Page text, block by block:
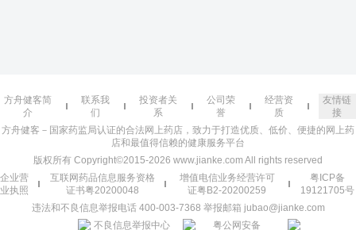
方舟健客简
介
联系我
们
投资者关
系
公司荣
誉
经营资
质
友情链
接
方舟健客－国家药监局认证的合法网上药店，致力于打造优质、低价、便捷的网上药
店和最值得信赖的健康服务平台
版权所有 Copyright©2015-2026 www.jianke.com All rights reserved
企业营
业执照
互联网药品信息服务资格
证书粤20200048
增值电信业务经营许可
证粤B2-20200259
粤ICP备
19121705号
违法和不良信息举报电话 400-003-7368 举报邮箱 jubao@jianke.com